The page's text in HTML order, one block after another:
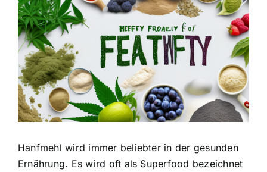
Bild
Hanfmehl wird immer beliebter in der gesunden
Ernährung. Es wird oft als Superfood bezeichnet